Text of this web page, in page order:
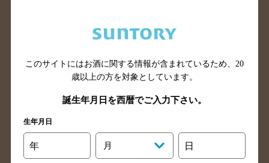
滋賀県のバー検索
和歌山県のバー検索
山口県のバー検索
鳥取県のバー検索
島根県のバー検索
徳島県のバー検索
香川県のバー検索
愛媛県のバー検索
高知県のバー検索
長崎県のバー検索
佐賀県のバー検索
大分県のバー検索
熊本県のバー検索
このサイトにはお酒に関する情報が含まれているため、 20
歳以上の方を対象としています。
誕生年月日を西暦でご入力下さい。
生年月日
年 月 日